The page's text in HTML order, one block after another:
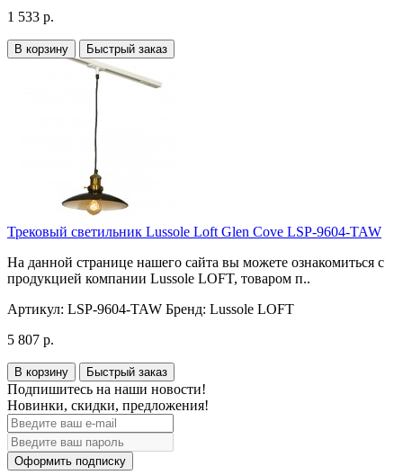
1 533 р.
В корзину Быстрый заказ
Трековый светильник Lussole Loft Glen Cove LSP-9604-TAW
На данной странице нашего сайта вы можете ознакомиться с
продукцией компании Lussole LOFT, товаром п..
Артикул: LSP-9604-TAW Бренд: Lussole LOFT
5 807 р.
В корзину Быстрый заказ
Подпишитесь на наши новости!
Новинки, скидки, предложения!
Оформить подписку